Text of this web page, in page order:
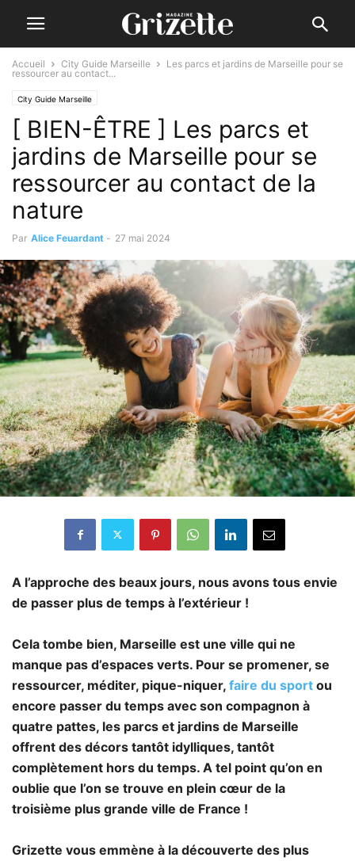
Accueil City Guide Marseille
Les parcs et jardins de Marseille pour se
ressourcer au contact...
City Guide Marseille
[ BIEN-ÊTRE ] Les parcs et
jardins de Marseille pour se
ressourcer au contact de la
nature
Par Alice Feuardant - 27 mai 2024
A l’approche des beaux jours, nous avons tous envie
de passer plus de temps à l’extérieur !
Cela tombe bien, Marseille est une ville qui ne
manque pas d’espaces verts. Pour se promener, se
ressourcer, méditer, pique-niquer, faire du sport ou
encore passer du temps avec son compagnon à
quatre pattes, les parcs et jardins de Marseille
offrent des décors tantôt idylliques, tantôt
complètement hors du temps. A tel point qu’on en
oublie que l’on se trouve en plein cœur de la
troisième plus grande ville de France !
Grizette vous emmène à la découverte des plus